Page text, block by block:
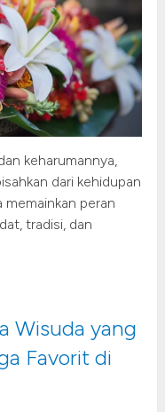
keharumannya,
dari kehidupan
memainkan peran
tradisi, dan
Wisuda yang
Favorit di